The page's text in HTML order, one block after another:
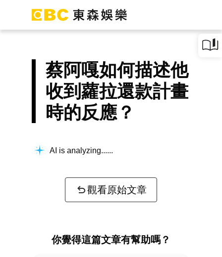
蔡阿嘎如何描述他
收到蘿拉還款計畫
時的反應？
AI is analyzing...
觀看原始文章
你覺得這篇文章有幫助嗎？